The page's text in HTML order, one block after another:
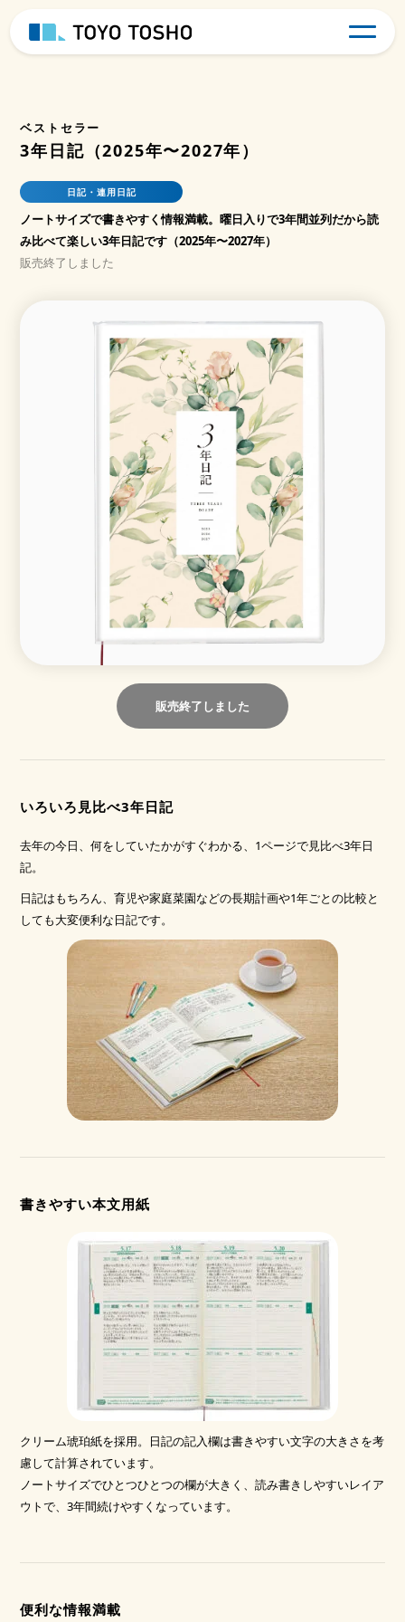
ベストセラー
3年日記（2025年〜2027年）
日記・連用日記
ノートサイズで書きやすく情報満載。曜日入りで3年間並列だから読
み比べて楽しい3年日記です（2025年〜2027年）
販売終了しました
販売終了しました
いろいろ見比べ3年日記
去年の今日、何をしていたかがすぐわかる、1ページで見比べ3年日
記。
日記はもちろん、育児や家庭菜園などの長期計画や1年ごとの比較と
しても大変便利な日記です。
書きやすい本文用紙
クリーム琥珀紙を採用。日記の記入欄は書きやすい文字の大きさを考
慮して計算されています。
ノートサイズでひとつひとつの欄が大きく、読み書きしやすいレイア
ウトで、3年間続けやすくなっています。
便利な情報満載